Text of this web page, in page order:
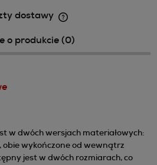
dostawy
o produkcie (0)
w dwóch wersjach materiałowych:
wykończone od wewnątrz
jest w dwóch rozmiarach, co